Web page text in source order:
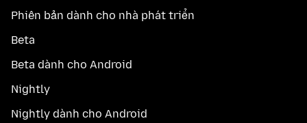
Phiên bản dành cho nhà phát triển
Beta
Beta dành cho Android
Nightly
Nightly dành cho Android